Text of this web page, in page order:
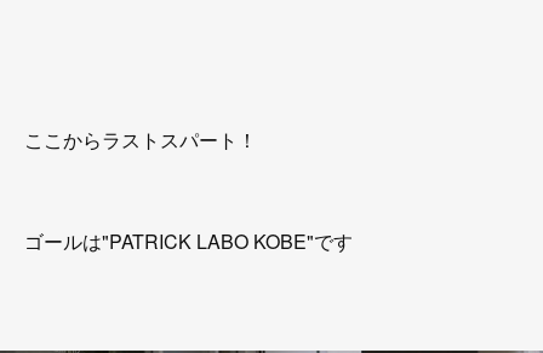
ここからラストスパート！
ゴールは"PATRICK LABO KOBE"です